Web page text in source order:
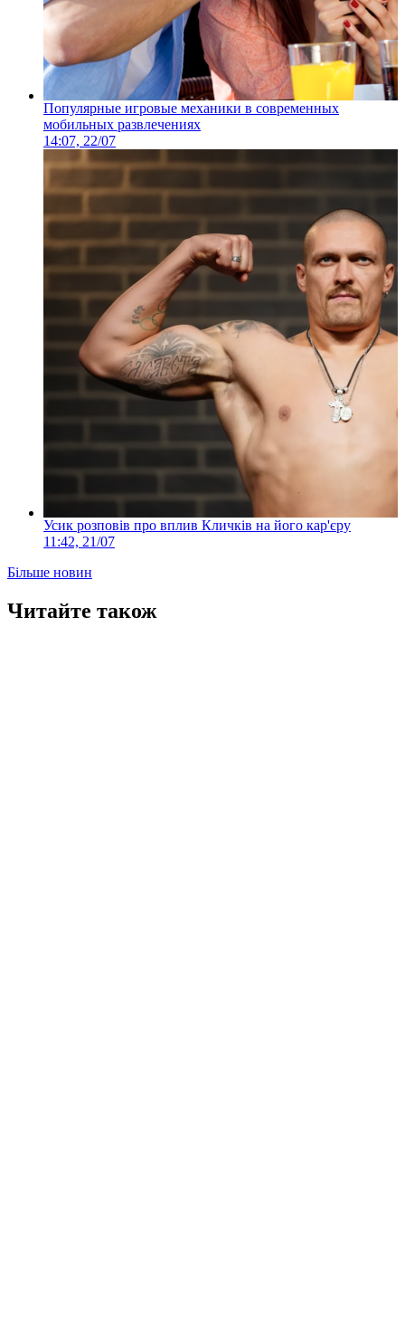
Популярные игровые механики в современных
мобильных развлечениях
14:07, 22/07
Усик розповів про вплив Кличків на його кар'єру
11:42, 21/07
Більше новин
Читайте також